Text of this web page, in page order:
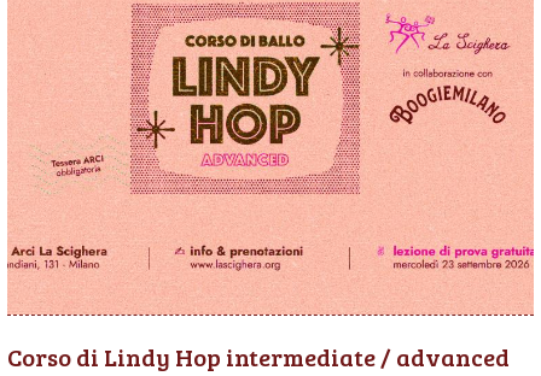
Corso di Lindy Hop intermediate / advanced